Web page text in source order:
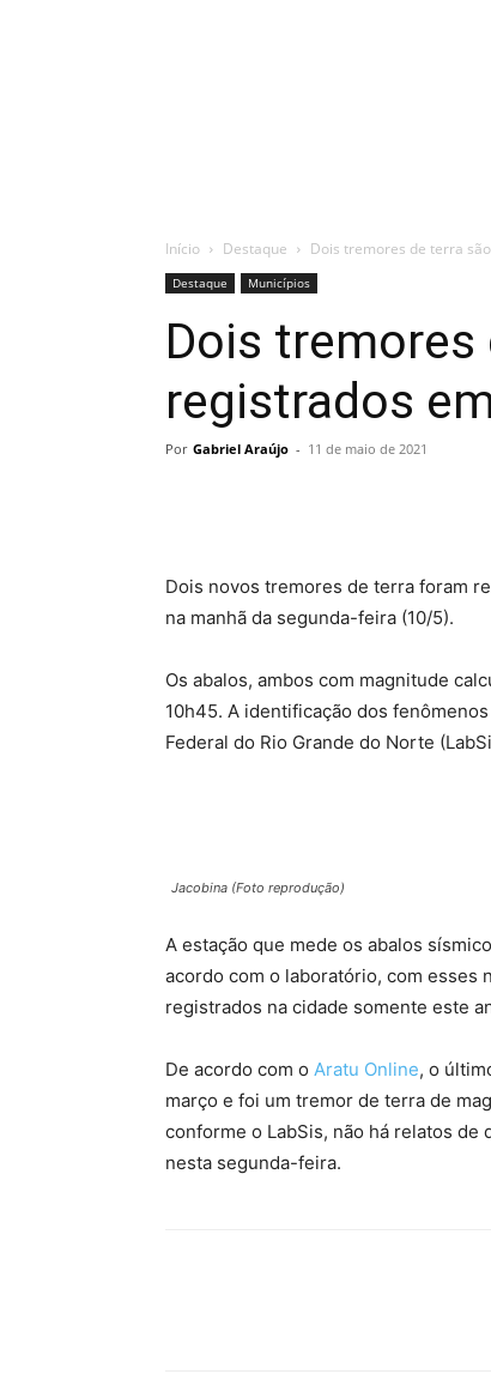
Início Destaque Dois tremores de terra
Destaque Municípios
Dois tremores
registrados
Por Gabriel Araújo - 11 de maio de 2021
Dois novos tremores de terra foram
na manhã da segunda-feira (10/5).
Os abalos, ambos com magnitude
10h45. A identificação dos
Federal do Rio Grande do Norte
Jacobina (Foto reprodução)
A estação que mede os abalos
acordo com o laboratório, com esses
registrados na cidade somente este
De acordo com o Aratu Online, o
março e foi um tremor de terra de
conforme o LabSis, não há relatos
nesta segunda-feira.